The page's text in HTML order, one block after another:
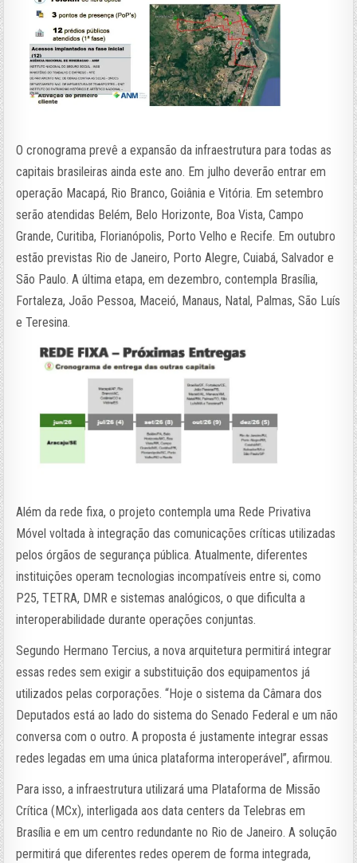
O cronograma prevê a expansão da infraestrutura para todas as
capitais brasileiras ainda este ano. Em julho deverão entrar em
operação Macapá, Rio Branco, Goiânia e Vitória. Em setembro
serão atendidas Belém, Belo Horizonte, Boa Vista, Campo
Grande, Curitiba, Florianópolis, Porto Velho e Recife. Em outubro
estão previstas Rio de Janeiro, Porto Alegre, Cuiabá, Salvador e
São Paulo. A última etapa, em dezembro, contempla Brasília,
Fortaleza, João Pessoa, Maceió, Manaus, Natal, Palmas, São Luís
e Teresina.
Além da rede fixa, o projeto contempla uma Rede Privativa
Móvel voltada à integração das comunicações críticas utilizadas
pelos órgãos de segurança pública. Atualmente, diferentes
instituições operam tecnologias incompatíveis entre si, como
P25, TETRA, DMR e sistemas analógicos, o que dificulta a
interoperabilidade durante operações conjuntas.
Segundo Hermano Tercius, a nova arquitetura permitirá integrar
essas redes sem exigir a substituição dos equipamentos já
utilizados pelas corporações. “Hoje o sistema da Câmara dos
Deputados está ao lado do sistema do Senado Federal e um não
conversa com o outro. A proposta é justamente integrar essas
redes legadas em uma única plataforma interoperável”, afirmou.
Para isso, a infraestrutura utilizará uma Plataforma de Missão
Crítica (MCx), interligada aos data centers da Telebras em
Brasília e em um centro redundante no Rio de Janeiro. A solução
permitirá que diferentes redes operem de forma integrada,